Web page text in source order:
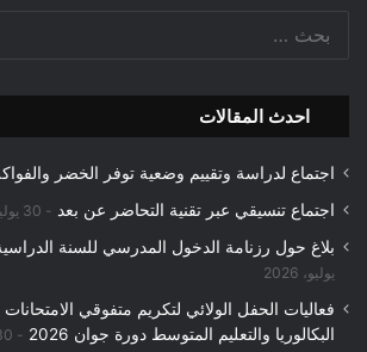
احدث المقالات
اجتماع لدراسة وتقييم وضعية توفر الخضر
اجتماع تنسيقي عبر تقنية التحاضر عن بعد 30 يوليو، 2026
بلاغ حول رزنامة الدخول المدرسي للسنة الدراسية 2026-
يوليو، 2026
فعاليات الحفل الولائي لتكريم متفوقي
البكالوريا والتعليم المتوسط دورة جوان 2026
30